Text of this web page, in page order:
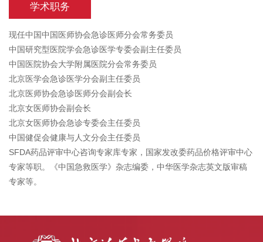
学术职务
现任中国中国医师协会急诊医师分会常务委员
中国研究型医院学会急诊医学专委会副主任委员
中国医院协会大学附属医院分会常务委员
北京医学会急诊医学分会副主任委员
北京医师协会急诊医师分会副会长
北京女医师协会副会长
北京女医师协会急诊专委会主任委员
中国健促会健康与人文分会主任委员
SFDA药品评审中心咨询专家库专家，国家发改委药品价格评审中心
专家等职。《中国急救医学》杂志编委，中华医学杂志英文版审稿
专家等。